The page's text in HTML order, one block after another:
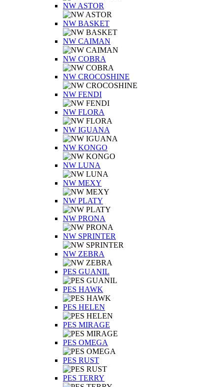
NW ASTOR
NW BASKET
NW CAIMAN
NW COBRA
NW CROCOSHINE
NW FENDI
NW FLORA
NW IGUANA
NW KONGO
NW LUNA
NW MEXY
NW PLATY
NW PRONA
NW SPRINTER
NW ZEBRA
PES GUANIL
PES HAWK
PES HELEN
PES MIRAGE
PES OMEGA
PES RUST
PES TERRY